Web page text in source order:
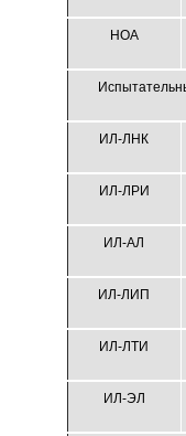
НОА
ИЛ-ЛНК
ИЛ-ЛРИ
ИЛ-АЛ
ИЛ-ЛИП
ИЛ-ЛТИ
ИЛ-ЭЛ